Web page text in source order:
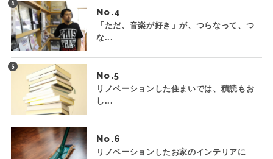
No.
「ただ、音楽が好き」が、つらなって、つ
な...
No.
リノベーションした住まいでは、積読もお
し...
No.
リノベーションしたお家のインテリアに